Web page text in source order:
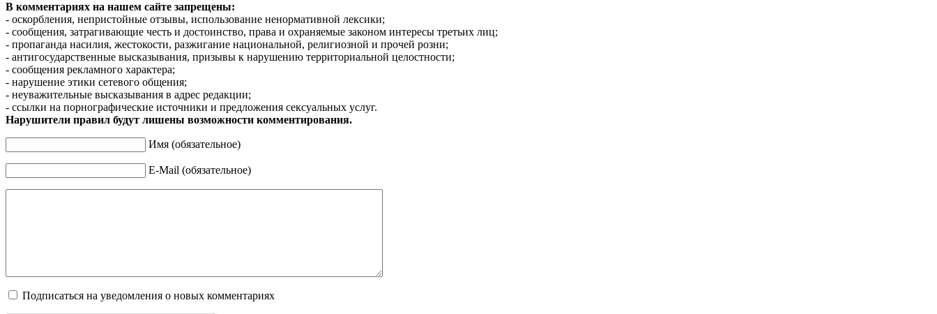
В комментариях на нашем сайте запрещены:
- оскорбления, непристойные отзывы, использование ненормативной лексики;
- сообщения, затрагивающие честь и достоинство, права и охраняемые законом интересы третьих лиц;
- пропаганда насилия, жестокости, разжигание национальной, религиозной и прочей розни;
- антигосударственные высказывания, призывы к нарушению территориальной целостности;
- сообщения рекламного характера;
- нарушение этики сетевого общения;
- неуважительные высказывания в адрес редакции;
- ссылки на порнографические источники и предложения сексуальных услуг.
Нарушители правил будут лишены возможности комментирования.
Имя (обязательное)
E-Mail (обязательное)
Подписаться на уведомления о новых комментариях